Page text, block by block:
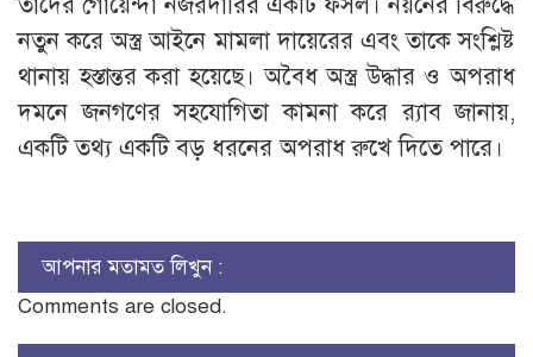
নতুন করে অস্ত্র আইনে মামলা দায়েরের এবং তাকে সংশ্লিষ্ট
থানায় হস্তান্তর করা হয়েছে। অবৈধ অস্ত্র উদ্ধার ও অপরাধ
দমনে জনগণের সহযোগিতা কামনা করে র‍্যাব জানায়,
একটি তথ্য একটি বড় ধরনের অপরাধ রুখে দিতে পারে।
আপনার মতামত লিখুন :
Comments are closed.